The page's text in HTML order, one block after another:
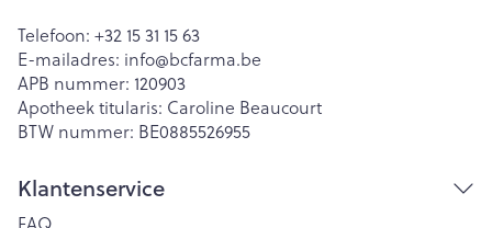
Telefoon: +32 15 31 15 63
E-mailadres: info@bcfarma.be
APB nummer: 120903
Apotheek titularis: Caroline Beaucourt
BTW nummer: BE0885526955
Klantenservice